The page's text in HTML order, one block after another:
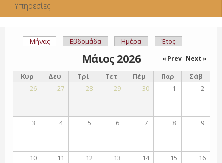
Υπηρεσίες
Πρωτεύουσες καρτέλες
Μήνας(ενεργή καρτέλα)
Εβδομάδα Ημέρα Έτος
Μάιος 2026 « Prev Next »
Κυρ Δευ Τρί Τετ Πέμ Παρ
Σάβ
26
27 28 29 30 1 2
3 4 5 6 7 8 9
10 11 12 13 14 15 16